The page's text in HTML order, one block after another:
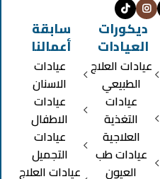
ديكورات
العيادات
عيادات العلاج
الطبيعي
عيادات
التغذية
العلاجية
عيادات طب
العيون
سابقة
أعمالنا
عيادات
الاسنان
عيادات
الاطفال
عيادات
التجميل
عيادات العلاج